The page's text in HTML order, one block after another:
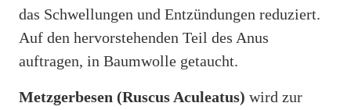
das Schwellungen und Entzündungen reduziert.
Auf den hervorstehenden Teil des Anus
auftragen, in Baumwolle getaucht.
Metzgerbesen (Ruscus Aculeatus) wird zur